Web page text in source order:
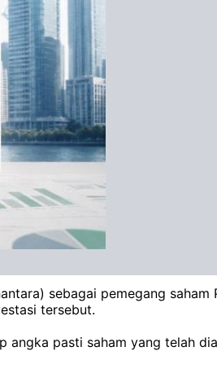
sebagai pemegang
tersebut.
pasti saham yang telah